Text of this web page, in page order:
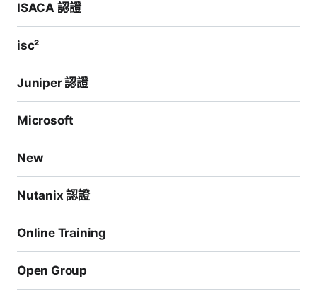
ISACA 認證
isc²
Juniper 認證
Microsoft
New
Nutanix 認證
Online Training
Open Group